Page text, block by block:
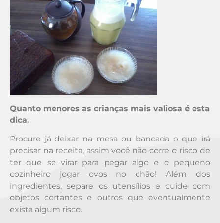
Quanto menores as crianças mais valiosa é esta
dica.
Procure já deixar na mesa ou bancada o que irá
precisar na receita, assim você não corre o risco de
ter que se virar para pegar algo e o pequeno
cozinheiro jogar ovos no chão! Além dos
ingredientes, separe os utensílios e cuide com
objetos cortantes e outros que eventualmente
exista algum risco.